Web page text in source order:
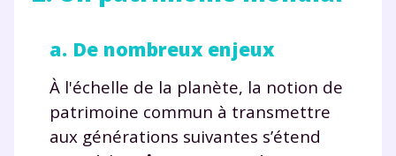
a. De nombreux enjeux
À l'échelle de la planète, la notion de
patrimoine commun à transmettre
aux générations suivantes s’étend